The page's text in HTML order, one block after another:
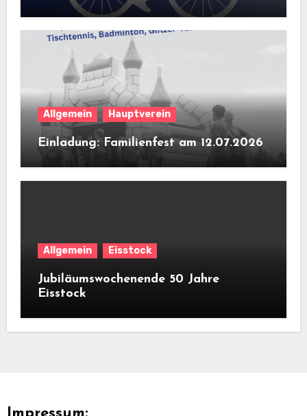
Allgemein Hauptverein
Einladung: Familienfest am 12.07.2026
Allgemein Eisstock
Jubiläumswochenende 50 Jahre
Eisstock